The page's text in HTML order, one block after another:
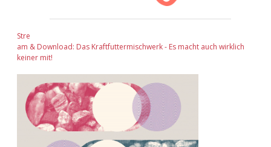
Stre
am & Download: Das Kraftfuttermischwerk - Es macht auch wirklich
keiner mit!